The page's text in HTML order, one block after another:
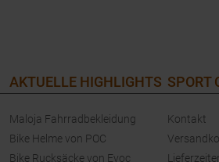
AKTUELLE HIGHLIGHTS
Maloja Fahrradbekleidung
Bike Helme von POC
Bike Rucksäcke von Evoc
SPORT
Kontakt